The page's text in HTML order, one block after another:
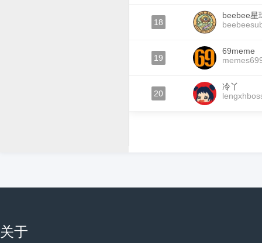
18
beebee星
19
69meme
20
冷丫
关于